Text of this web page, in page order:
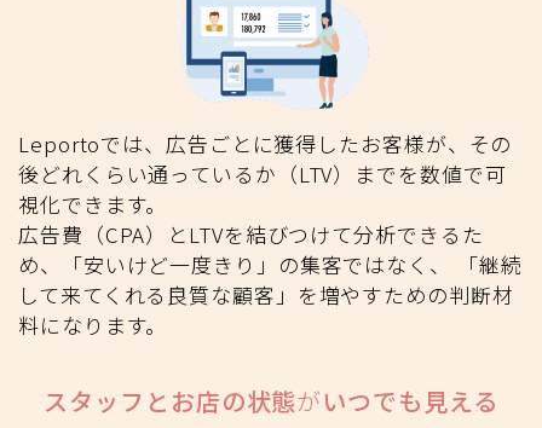
Leportoでは、広告ごとに獲得したお客様が、その
後どれくらい通っているか（LTV）までを数値で可
視化できます。
広告費（CPA）とLTVを結びつけて分析できるた
め、「安いけど一度きり」の集客ではなく、 「継続
して来てくれる良質な顧客」を増やすための判断材
料になります。
スタッフとお店の状態がいつでも見える